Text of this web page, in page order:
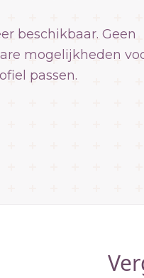
beschikbaar. Geen
mogelijkheden
passen.